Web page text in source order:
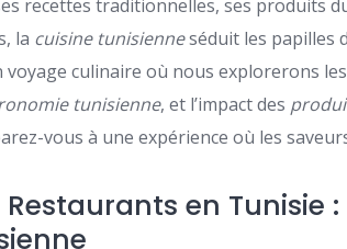
recettes traditionnelles, ses produits
la cuisine tunisienneséduit les papilles
culinaire où nous explorerons les
tunisienne, et l’impact des
vous à une expérience où les
Restaurants en Tunisie